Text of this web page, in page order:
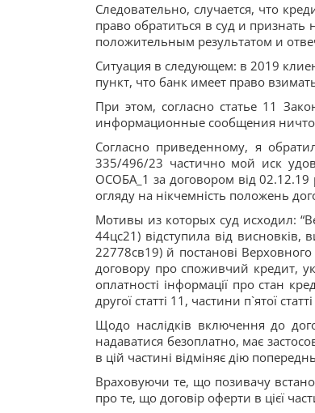
Следовательно, случается, что
право обратиться в суд и
положительным результатом и
Ситуация в следующем: в 2019
пункт, что банк имеет право
При этом, согласно статье 11
информационные сообщения
Согласно приведенному, я
335/496/23 частично мой иск
ОСОБА_1 за договором від 02.12.19
огляду на нікчемність положень
Мотивы из которых суд исходил:
44цс21) відступила від висновків,
22778св19) й постанові
договору про споживчий кредит,
оплатності інформації про стан
другої статті 11, частини п`ятої
Щодо наслідків включення до
надаватися безоплатно, має
в цій частині відміняє дію
Враховуючи те, що позивачу
про те, що договір оферти в цієї